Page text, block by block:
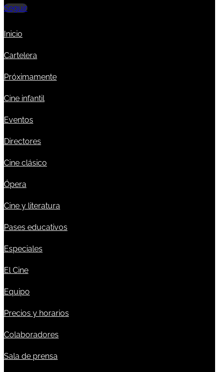
Seguir
Inicio
Cartelera
Próximamente
Cine infantil
Eventos
Directores
Cine clásico
Ópera
Cine y literatura
Pases educativos
Especiales
El Cine
Equipo
Precios y horarios
Colaboradores
Sala de prensa